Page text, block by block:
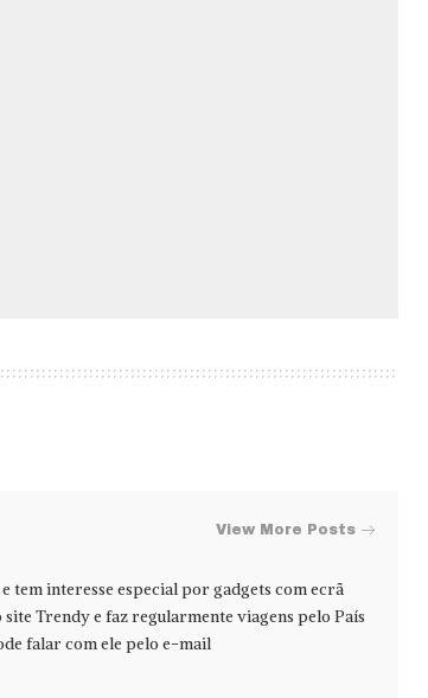
View More Posts
tem interesse especial por gadgets com ecrã
Trendy e faz regularmente viagens pelo País
falar com ele pelo e-mail